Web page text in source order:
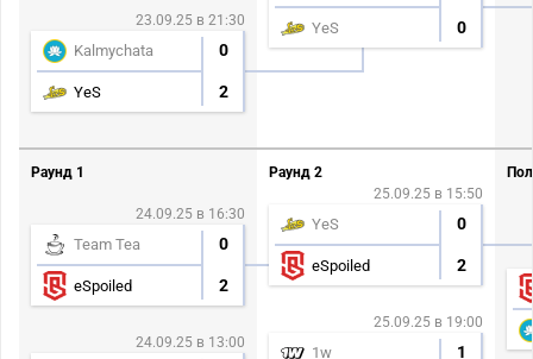
23.09.25 в 21:30
Kalmychata 0
YeS 2
YeS 0
Раунд 1
24.09.25 в 16:30
Team Tea 0
eSpoiled 2
24.09.25 в 13:00
Раунд 2
25.09.25 в 15:50
YeS 0
eSpoiled 2
25.09.25 в 19:00
1w 1